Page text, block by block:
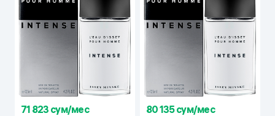
71 823 сум/мес 80 135 сум/мес